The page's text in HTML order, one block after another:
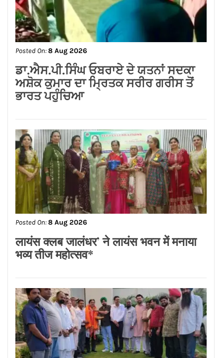
ਨਿਤਿਨ ਕੋਹਲੀ ਨੇ ਪੁਲਿਸ ਲਾਈਨ ਵਿੱਚ 95 ਲੱਖ
ਰੁਪਏ ਦੇ ਸੜਕ ਨਿਰਮਾਣ ਕਾਰਜਾਂ ਦਾ
ਉਦਘਾਟਨ ਕੀਤਾ
Posted On: 8 Aug 2026
ਡਾ.ਐਸ.ਪੀ.ਸਿੰਘ ਓਬਰਾਏ ਦੇ ਯਤਨਾਂ ਸਦਕਾ
ਅਸ਼ੋਕ ਕੁਮਾਰ ਦਾ ਮ੍ਰਿਤਕ ਸਰੀਰ ਗਰੀਸ ਤੋਂ
ਭਾਰਤ ਪਹੁੰਚਿਆ
Posted On:8 Aug 2026
लायंस क्लब जालंधर’ ने लायंस भवन में मनाया